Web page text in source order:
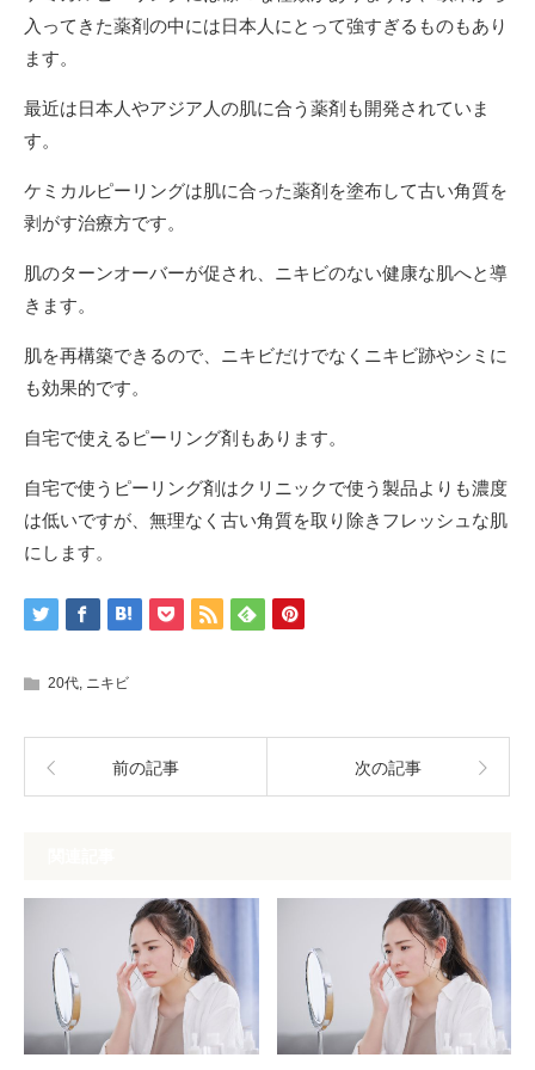
入ってきた薬剤の中には日本人にとって強すぎるものもあり
ます。
最近は日本人やアジア人の肌に合う薬剤も開発されていま
す。
ケミカルピーリングは肌に合った薬剤を塗布して古い角質を
剥がす治療方です。
肌のターンオーバーが促され、ニキビのない健康な肌へと導
きます。
肌を再構築できるので、ニキビだけでなくニキビ跡やシミに
も効果的です。
自宅で使えるピーリング剤もあります。
自宅で使うピーリング剤はクリニックで使う製品よりも濃度
は低いですが、無理なく古い角質を取り除きフレッシュな肌
にします。
20代 ニキビ
前の記事 次の記事